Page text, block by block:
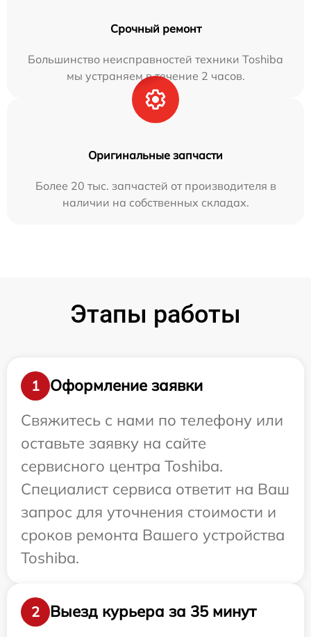
Срочный ремонт
Большинство неисправностей техники Toshiba
мы устраняем в течение 2 часов.
Оригинальные запчасти
Более 20 тыс. запчастей от производителя в
наличии на собственных складах.
Этапы работы
1
Оформление заявки
Свяжитесь с нами по телефону или
оставьте заявку на сайте
сервисного центра Toshiba.
Специалист сервиса ответит на Ваш
запрос для уточнения стоимости и
сроков ремонта Вашего устройства
Toshiba.
2
Выезд курьера за 35 минут